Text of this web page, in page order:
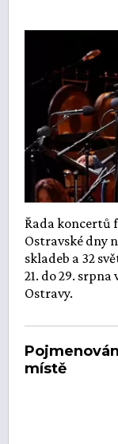
Řada koncertů
Ostravské dny
skladeb a 32
21. do 29.
Ostravy.
místě